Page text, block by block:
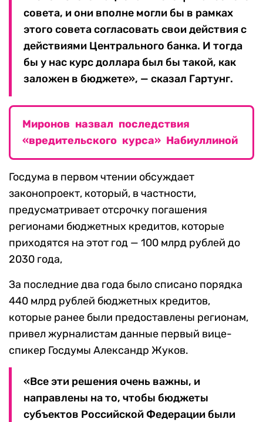
совета, и они вполне могли бы в рамках
этого совета согласовать свои действия с
действиями Центрального банка. И тогда
бы у нас курс доллара был бы такой, как
заложен в бюджете», — сказал Гартунг.
Миронов назвал последствия
«вредительского курса» Набиуллиной
Госдума в первом чтении обсуждает
законопроект, который, в частности,
предусматривает отсрочку погашения
регионами бюджетных кредитов, которые
приходятся на этот год — 100 млрд рублей до
2030 года,
За последние два года было списано порядка
440 млрд рублей бюджетных кредитов,
которые ранее были предоставлены регионам,
привел журналистам данные первый вице-
спикер Госдумы Александр Жуков.
«Все эти решения очень важны, и
направлены на то, чтобы бюджеты
субъектов Российской Федерации были